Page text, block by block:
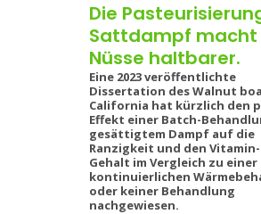
Die
Sattdampf macht
Nüsse haltbarer.
Eine 2023 veröffentlichte
Dissertation des Walnut
California hat kürzlich den
Effekt einer Batch-
gesättigtem Dampf auf die
Ranzigkeit und den Vitamin-
Gehalt im Vergleich zu einer
kontinuierlichen
oder keiner Behandlung
nachgewiesen.